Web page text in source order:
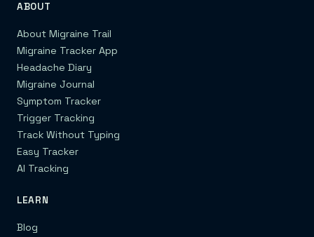
ABOUT
About Migraine Trail
Migraine Tracker App
Headache Diary
Migraine Journal
Symptom Tracker
Trigger Tracking
Track Without Typing
Easy Tracker
AI Tracking
LEARN
Blog